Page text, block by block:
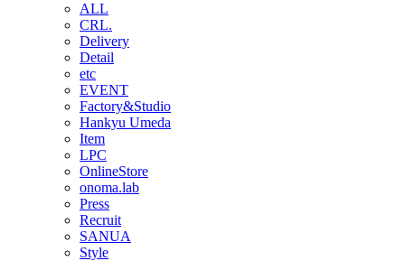
ALL
CRL.
Delivery
Detail
etc
EVENT
Factory&Studio
Hankyu Umeda
Item
LPC
OnlineStore
onoma.lab
Press
Recruit
SANUA
Style